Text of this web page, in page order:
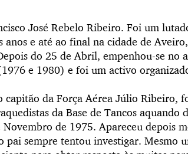
José Rebelo Ribeiro. Foi um
e até ao final na cidade de
do 25 de Abril, empenhou-se no
e 1980) e foi um activo
da Força Aérea Júlio Ribeiro,
da Base de Tancos aquando
de 1975. Apareceu depois
pai sempre tentou investigar. Mesmo